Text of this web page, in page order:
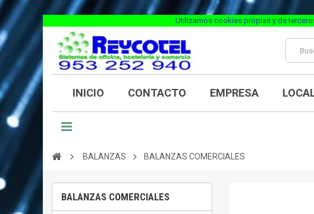
Utilizamos cookies propias y de
INICIO CONTACTO EMPRESA
BALANZAS BALANZAS COMERCIALES
BALANZAS COMERCIALES